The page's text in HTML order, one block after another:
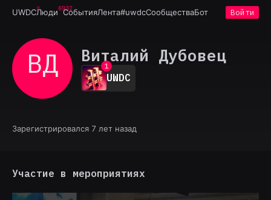
UWDCЛюди6932
СобытияЛента#uwdcСообществаБот Войти
ВД Виталий Дубовец
0
1
2
3
6
UWDC
Зарегистрировался 7 лет назад
Участие в мероприятиях